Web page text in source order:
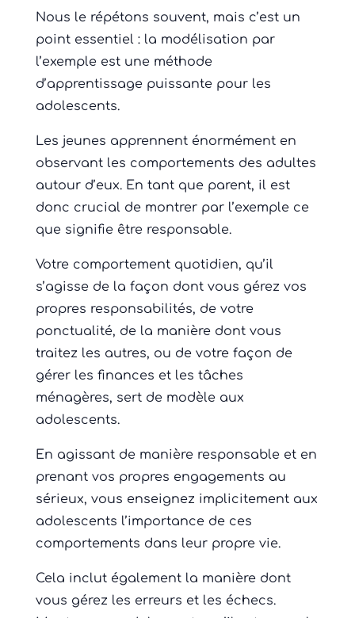
Nous le répétons souvent, mais c’est un
point essentiel : la modélisation par
l’exemple est une méthode
d’apprentissage puissante pour les
adolescents.
Les jeunes apprennent énormément en
observant les comportements des adultes
autour d’eux. En tant que parent, il est
donc crucial de montrer par l’exemple ce
que signifie être responsable.
Votre comportement quotidien, qu’il
s’agisse de la façon dont vous gérez vos
propres responsabilités, de votre
ponctualité, de la manière dont vous
traitez les autres, ou de votre façon de
gérer les finances et les tâches
ménagères, sert de modèle aux
adolescents.
En agissant de manière responsable et en
prenant vos propres engagements au
sérieux, vous enseignez implicitement aux
adolescents l’importance de ces
comportements dans leur propre vie.
Cela inclut également la manière dont
vous gérez les erreurs et les échecs.